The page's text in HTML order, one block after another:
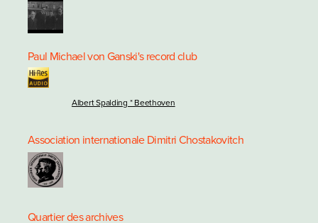
Paul Michael von Ganski's record club
Albert Spalding * Beethoven
Association internationale Dimitri Chostakovitch
Quartier des archives